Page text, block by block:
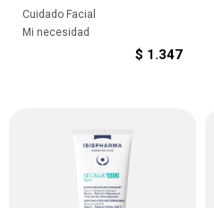
Cuidado Facial
Mi necesidad
$ 1.347